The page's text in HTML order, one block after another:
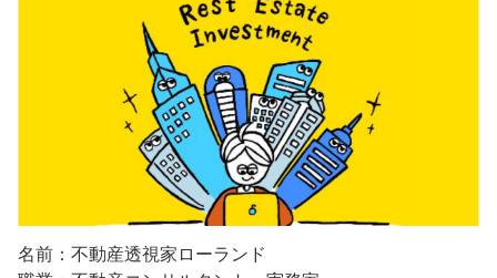
名前：不動産透視家ローランド